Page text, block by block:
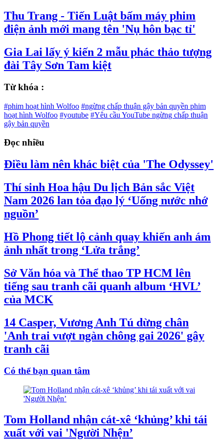
Thu Trang - Tiến Luật bấm máy phim
điện ảnh mới mang tên 'Nụ hôn bạc tỉ'
Gia Lai lấy ý kiến 2 mẫu phác thảo tượng
đài Tây Sơn Tam kiệt
Từ khóa :
#phim hoạt hình Wolfoo #ngừng chấp thuận gậy bản quyền phim
hoạt hình Wolfoo #youtube #Yêu cầu YouTube ngừng chấp thuận
gậy bản quyền
Đọc nhiều
Điều làm nên khác biệt của 'The Odyssey'
Thí sinh Hoa hậu Du lịch Bản sắc Việt
Nam 2026 lan tỏa đạo lý ‘Uống nước nhớ
nguồn’
Hồ Phong tiết lộ cảnh quay khiến anh ám
ảnh nhất trong ‘Lửa trắng’
Sở Văn hóa và Thể thao TP HCM lên
tiếng sau tranh cãi quanh album ‘HVL’
của MCK
14 Casper, Vương Anh Tú dừng chân
'Anh trai vượt ngàn chông gai 2026' gây
tranh cãi
Có thể bạn quan tâm
Tom Holland nhận cát-xê ‘khủng’ khi tái
xuất với vai 'Người Nhện’